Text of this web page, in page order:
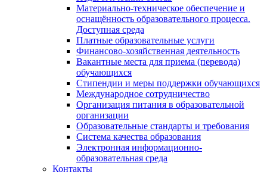
Материально-техническое обеспечение и
оснащённость образовательного процесса.
Доступная среда
Платные образовательные услуги
Финансово-хозяйственная деятельность
Вакантные места для приема (перевода)
обучающихся
Стипендии и меры поддержки обучающихся
Международное сотрудничество
Организация питания в образовательной
организации
Образовательные стандарты и требования
Система качества образования
Электронная информационно-
образовательная среда
Контакты